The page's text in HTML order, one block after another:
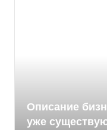
Описание
уже